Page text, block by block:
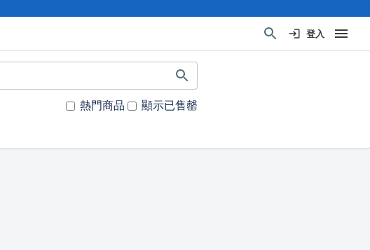
登入
熱門商品 顯示已售罄